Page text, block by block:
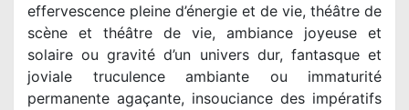
effervescence pleine d’énergie et de vie, théâtre de
scène et théâtre de vie, ambiance joyeuse et
solaire ou gravité d’un univers dur, fantasque et
joviale truculence ambiante ou immaturité
permanente agaçante, insouciance des impératifs